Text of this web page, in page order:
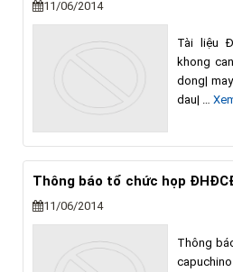
11/06/2014
Tài liệu
khong
dong|
dau| …
Thông báo tổ chức họp
11/06/2014
Thông